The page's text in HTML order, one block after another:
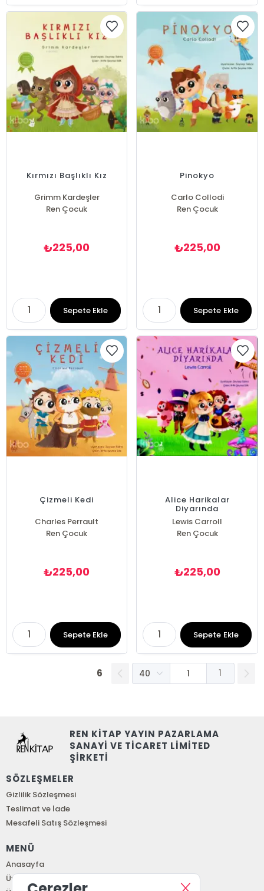
Kırmızı Başlıklı Kız
Grimm Kardeşler
Ren Çocuk
₺225,00
Sepete Ekle
Pinokyo
Carlo Collodi
Ren Çocuk
₺225,00
Sepete Ekle
Çizmeli Kedi
Charles Perrault
Ren Çocuk
₺225,00
Sepete Ekle
Alice Harikalar
Diyarında
Lewis Carroll
Ren Çocuk
₺225,00
Sepete Ekle
6 1
REN KİTAP YAYIN PAZARLAMA
SANAYİ VE TİCARET LİMİTED
ŞİRKETİ
SÖZLEŞMELER
Gizlilik Sözleşmesi
Teslimat ve İade
Mesafeli Satış Sözleşmesi
MENÜ
Anasayfa
Üye Girişi